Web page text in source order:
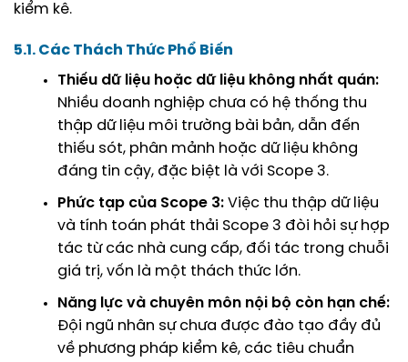
kiểm kê.
5.1. Các Thách Thức Phổ Biến
Thiếu dữ liệu hoặc dữ liệu không nhất quán:
Nhiều doanh nghiệp chưa có hệ thống thu
thập dữ liệu môi trường bài bản, dẫn đến
thiếu sót, phân mảnh hoặc dữ liệu không
đáng tin cậy, đặc biệt là với Scope 3.
Phức tạp của Scope 3: Việc thu thập dữ liệu
và tính toán phát thải Scope 3 đòi hỏi sự hợp
tác từ các nhà cung cấp, đối tác trong chuỗi
giá trị, vốn là một thách thức lớn.
Năng lực và chuyên môn nội bộ còn hạn chế:
Đội ngũ nhân sự chưa được đào tạo đầy đủ
về phương pháp kiểm kê, các tiêu chuẩn